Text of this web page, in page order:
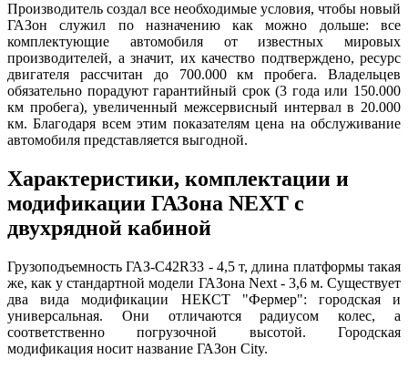
Производитель создал все необходимые условия, чтобы новый
ГАЗон служил по назначению как можно дольше: все
комплектующие автомобиля от известных мировых
производителей, а значит, их качество подтверждено, ресурс
двигателя рассчитан до 700.000 км пробега. Владельцев
обязательно порадуют гарантийный срок (3 года или 150.000
км пробега), увеличенный межсервисный интервал в 20.000
км. Благодаря всем этим показателям цена на обслуживание
автомобиля представляется выгодной.
Характеристики, комплектации и
модификации ГАЗона NEXT с
двухрядной кабиной
Грузоподъемность ГАЗ-C42R33 - 4,5 т, длина платформы такая
же, как у стандартной модели ГАЗона Next - 3,6 м. Существует
два вида модификации НЕКСТ "Фермер": городская и
универсальная. Они отличаются радиусом колес, а
соответственно погрузочной высотой. Городская
модификация носит название ГАЗон City.